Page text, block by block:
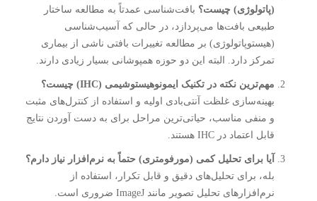
(پاتولوژی) چیست؟ بافت‌شناسی عمدتاً به مطالعه ساختار
طبیعی بافت‌ها می‌پردازد، در حالی که آسیب‌شناسی
(هیستوپاتولوژی) بر مطالعه تغییرات بافتی ناشی از بیماری
تمرکز دارد. البته این دو حوزه همپوشانی بسیار زیادی دارند.
مهم‌ترین نکته در تکنیک ایمونوهیستوشیمی (IHC) چیست؟
بهینه‌سازی غلظت آنتی‌بادی اولیه و استفاده از کنترل‌های مثبت
و منفی مناسب، حیاتی‌ترین مراحل برای به دست آوردن نتایج
قابل اعتماد در IHC هستند.
آیا برای تحلیل کمی (مورفومتری) حتماً به نرم‌افزار نیاز دارم؟
بله، برای تحلیل‌های دقیق و قابل تکرار، استفاده از
نرم‌افزارهای تحلیل تصویر مانند ImageJ ضروری است.